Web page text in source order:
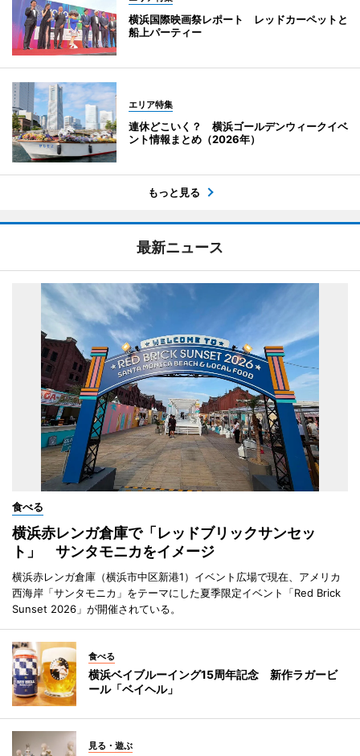
横浜国際映画祭レポート レッドカーペットと
船上パーティー
エリア特集
連休どこいく？ 横浜ゴールデンウィークイベ
ント情報まとめ（2026年）
もっと見る
最新ニュース
食べる
横浜赤レンガ倉庫で「レッドブリックサンセッ
ト」 サンタモニカをイメージ
横浜赤レンガ倉庫（横浜市中区新港1）イベント広場で現在、アメリカ
西海岸「サンタモニカ」をテーマにした夏季限定イベント「Red Brick
Sunset 2026」が開催されている。
食べる
横浜ベイブルーイング15周年記念 新作ラガービ
ール「ベイヘル」
見る・遊ぶ